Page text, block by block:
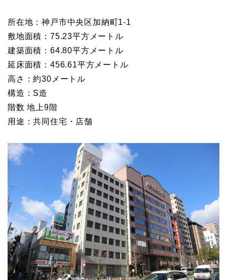
所在地：神戸市中央区加納町1-1
敷地面積：75.23平方メートル
建築面積：64.80平方メートル
延床面積：456.61平方メートル
高さ：約30メートル
構造：S造
階数 地上9階
用途：共同住宅・店舗